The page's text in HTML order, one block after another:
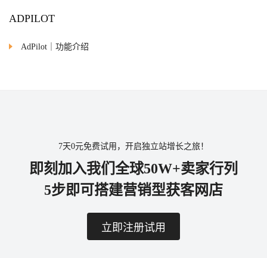
ADPILOT
AdPilot｜功能介绍
7天0元免费试用，开启独立站增长之旅！
即刻加入我们全球50W+卖家行列
5步即可搭建营销型获客网店
立即注册试用